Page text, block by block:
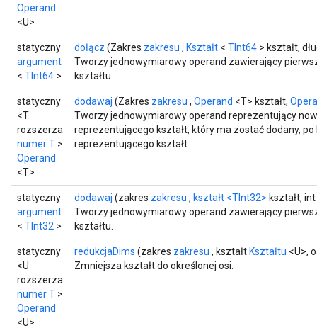
Operand
<U>
statyczny
argument
< TInt64 >
dołącz (Zakres zakresu , Kształt < TInt64 > kształt,
Tworzy jednowymiarowy operand zawierający
kształtu.
statyczny
<T
rozszerza
numer T >
Operand
<T>
dodawaj (Zakres zakresu , Operand <T> kształt,
Tworzy jednowymiarowy operand reprezentujący
reprezentującego kształt, który ma zostać dodany,
reprezentującego kształt.
statyczny
argument
< TInt32 >
dodawaj (zakres zakresu , kształt <TInt32> kształt,
Tworzy jednowymiarowy operand zawierający
kształtu.
statyczny
<U
rozszerza
numer T >
Operand
<U>
redukcjaDims (zakres zakresu , kształt Kształtu <U>,
Zmniejsza kształt do określonej osi.